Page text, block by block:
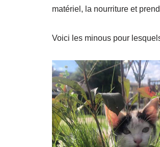
matériel, la nourriture et
Voici les minous pour